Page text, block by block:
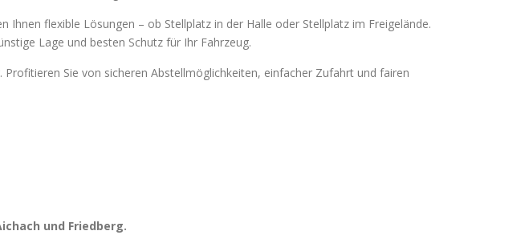
flexible Lösungen – ob Stellplatz in der Halle oder Stellplatz im Freigelände.
Lage und besten Schutz für Ihr Fahrzeug.
Sie von sicheren Abstellmöglichkeiten, einfacher Zufahrt und fairen
und Friedberg.